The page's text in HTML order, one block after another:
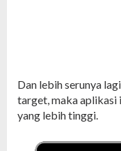
Dan lebih serunya
target, maka aplikasi
yang lebih tinggi.